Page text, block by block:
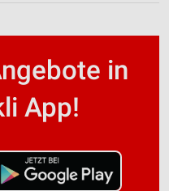
in
App!